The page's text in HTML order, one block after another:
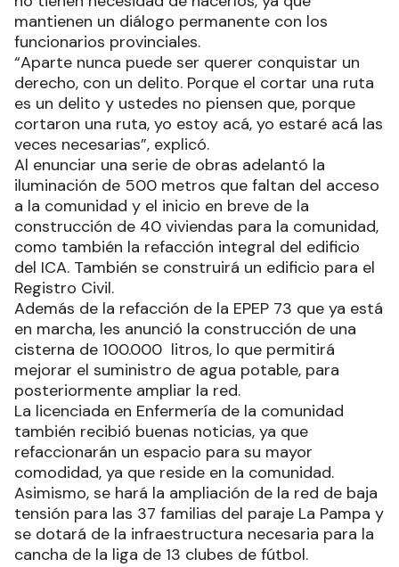
mantienen un diálogo permanente con los
funcionarios provinciales.
“Aparte nunca puede ser querer conquistar un
derecho, con un delito. Porque el cortar una ruta
es un delito y ustedes no piensen que, porque
cortaron una ruta, yo estoy acá, yo estaré acá las
veces necesarias”, explicó.
Al enunciar una serie de obras adelantó la
iluminación de 500 metros que faltan del acceso
a la comunidad y el inicio en breve de la
construcción de 40 viviendas para la comunidad,
como también la refacción integral del edificio
del ICA. También se construirá un edificio para el
Registro Civil.
Además de la refacción de la EPEP 73 que ya está
en marcha, les anunció la construcción de una
cisterna de 100.000 litros, lo que permitirá
mejorar el suministro de agua potable, para
posteriormente ampliar la red.
La licenciada en Enfermería de la comunidad
también recibió buenas noticias, ya que
refaccionarán un espacio para su mayor
comodidad, ya que reside en la comunidad.
Asimismo, se hará la ampliación de la red de baja
tensión para las 37 familias del paraje La Pampa y
se dotará de la infraestructura necesaria para la
cancha de la liga de 13 clubes de fútbol.